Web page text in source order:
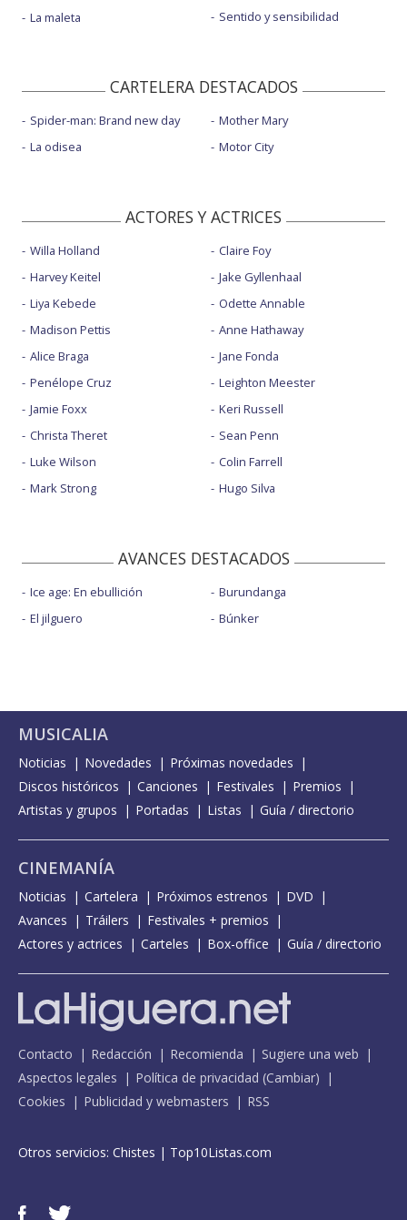
La maleta
Sentido y sensibilidad
CARTELERA DESTACADOS
Spider-man: Brand new day
La odisea
Mother Mary
Motor City
ACTORES Y ACTRICES
Willa Holland
Harvey Keitel
Liya Kebede
Madison Pettis
Alice Braga
Penélope Cruz
Jamie Foxx
Christa Theret
Luke Wilson
Mark Strong
Claire Foy
Jake Gyllenhaal
Odette Annable
Anne Hathaway
Jane Fonda
Leighton Meester
Keri Russell
Sean Penn
Colin Farrell
Hugo Silva
AVANCES DESTACADOS
Ice age: En ebullición
El jilguero
Burundanga
Búnker
MUSICALIA
Noticias Novedades
Próximas novedades
Discos históricos
Canciones Festivales
Premios
Artistas y grupos
Portadas Listas Guía / directorio
CINEMANÍA
Noticias Cartelera Próximos estrenos
DVD
Avances
Tráilers
Festivales + premios
Actores y actrices
Carteles Box-office Guía / directorio
Contacto Redacción Recomienda
Sugiere una web
Aspectos legales
Política de privacidad (Cambiar)
Cookies
Publicidad y webmasters RSS
Otros servicios: Chistes | Top10Listas.com